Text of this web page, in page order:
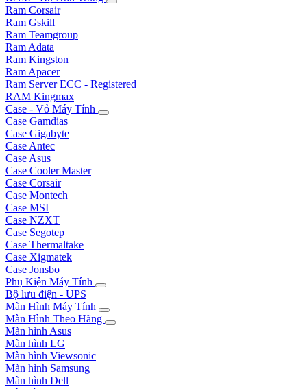
Ram Corsair
Ram Gskill
Ram Teamgroup
Ram Adata
Ram Kingston
Ram Apacer
Ram Server ECC - Registered
RAM Kingmax
Case - Vỏ Máy Tính
Case Gamdias
Case Gigabyte
Case Antec
Case Asus
Case Cooler Master
Case Corsair
Case Montech
Case MSI
Case NZXT
Case Segotep
Case Thermaltake
Case Xigmatek
Case Jonsbo
Phụ Kiện Máy Tính
Bộ lưu điện - UPS
Màn Hình Máy Tính
Màn Hình Theo Hãng
Màn hình Asus
Màn hình LG
Màn hình Viewsonic
Màn hình Samsung
Màn hình Dell